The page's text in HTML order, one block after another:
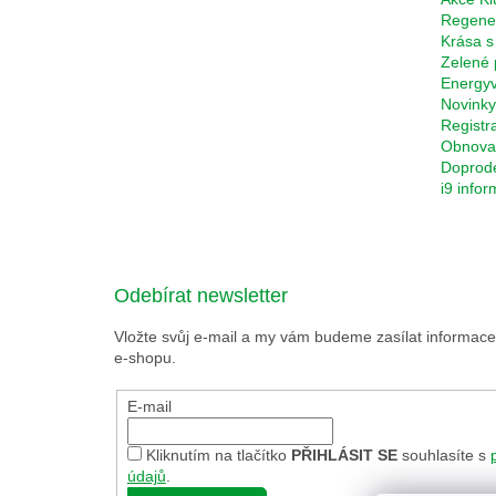
Krása
Zelené
i9
Odebírat newsletter
Vložte svůj e-mail a my vám budeme zasílat
e-shopu.
E-mail
Kliknutím na tlačítko PŘIHLÁSIT SEsouhlasíte s
údajů